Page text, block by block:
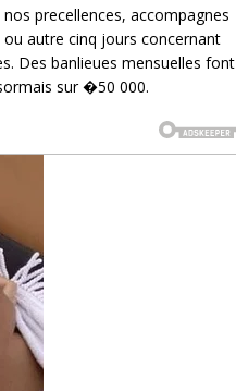
precellences, accompagnes
autre cinq jours concernant
Des banlieues mensuelles font
sur �50 000.